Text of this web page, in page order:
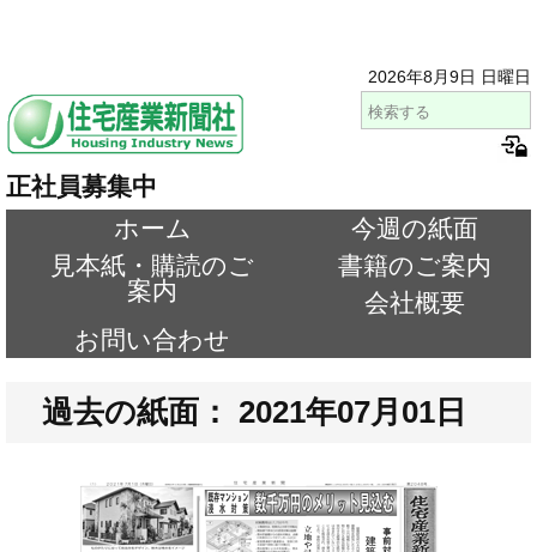
2026年8月9日 日曜日
正社員募集中
ホーム
今週の紙面
見本紙・購読のご
案内
書籍のご案内
会社概要
お問い合わせ
過去の紙面： 2021年07月01日